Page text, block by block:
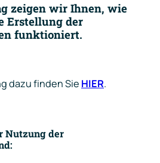
zeigen wir Ihnen, wie
Erstellung der
funktioniert.
dazu finden Sie HIER.
Nutzung der